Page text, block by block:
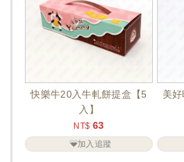
快樂牛20入牛軋餅提盒【5
入】
NT$ 63
加入追蹤
美